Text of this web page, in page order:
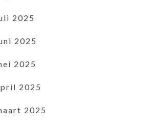
2025
2025
2025
2025
2025